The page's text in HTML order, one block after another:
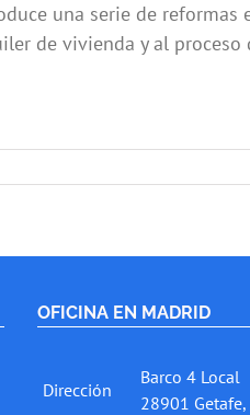
una serie de reformas
de vivienda y al proceso
OFICINA EN MADRID
Dirección
Barco 4 Local
28901